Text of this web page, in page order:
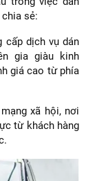
sẻ:
cấp dịch vụ dán
gia giàu kinh
giá cao từ phía
xã hội, nơi
từ khách hàng